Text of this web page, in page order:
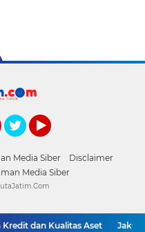
Media Siber
Disclaimer
Media Siber
dan Kualitas Aset JakOne